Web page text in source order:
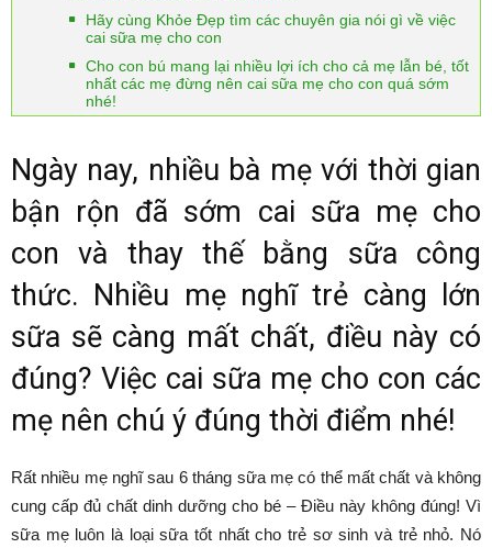
Hãy cùng Khỏe Đẹp tìm các chuyên gia nói gì về việc
cai sữa mẹ cho con
Cho con bú mang lại nhiều lợi ích cho cả mẹ lẫn bé, tốt
nhất các mẹ đừng nên cai sữa mẹ cho con quá sớm
nhé!
Ngày nay, nhiều bà mẹ với thời gian
bận rộn đã sớm cai sữa mẹ cho
con và thay thế bằng sữa công
thức. Nhiều mẹ nghĩ trẻ càng lớn
sữa sẽ càng mất chất, điều này có
đúng? Việc cai sữa mẹ cho con các
mẹ nên chú ý đúng thời điểm nhé!
Rất nhiều mẹ nghĩ sau 6 tháng sữa mẹ có thể mất chất và không
cung cấp đủ chất dinh dưỡng cho bé – Điều này không đúng! Vì
sữa mẹ luôn là loại sữa tốt nhất cho trẻ sơ sinh và trẻ nhỏ. Nó